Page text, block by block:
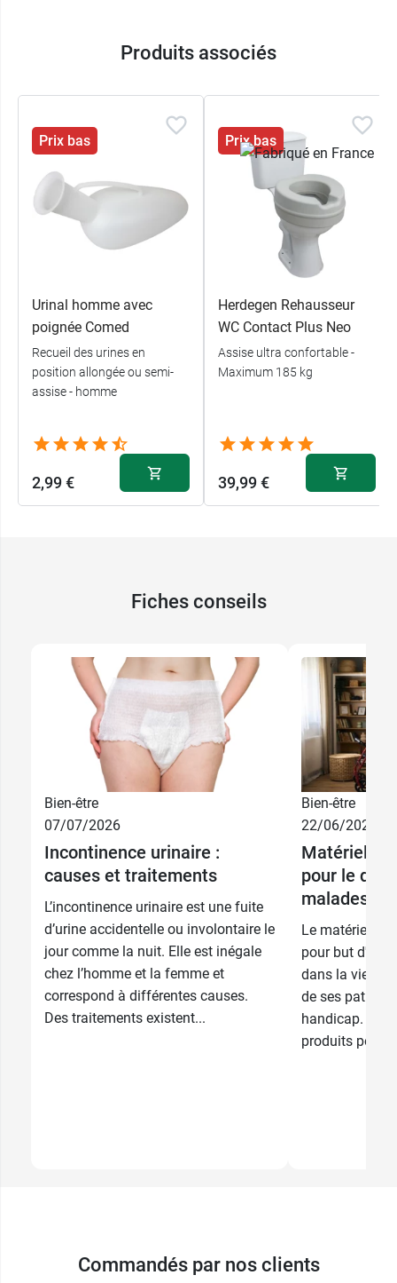
Produits associés
Prix bas
Urinal homme avec
poignée Comed
Recueil des urines en
position allongée ou semi-
assise - homme
2,99 €
Prix bas
Herdegen Rehausseur
WC Contact Plus Neo
Assise ultra confortable -
Maximum 185 kg
39,99 €
Fiches conseils
Bien-être
07/07/2026
Incontinence urinaire :
causes et traitements
L’incontinence urinaire est une fuite
d’urine accidentelle ou involontaire le
jour comme la nuit. Elle est inégale
chez l’homme et la femme et
correspond à différentes causes.
Des traitements existent...
Bien-être
22/06/2026
Matériel
pour le
malades
Le matériel de
pour but
dans la vie
de ses
handicap.
produits pour
Commandés par nos clients